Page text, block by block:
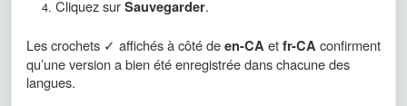
Cliquez surSauvegarder.
Les crochets ✓ affichés à côté deen-CAetfr-CAconfirment
qu’une version a bien été enregistrée dans chacune des
langues.